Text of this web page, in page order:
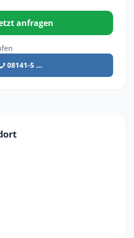
anfragen
08141-5 ...